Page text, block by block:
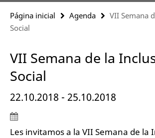
Página inicial Agenda
VII Semana
Social
VII Semana de la
Social
22.10.2018 - 25.10.2018
Les invitamos a la VII Semana de la